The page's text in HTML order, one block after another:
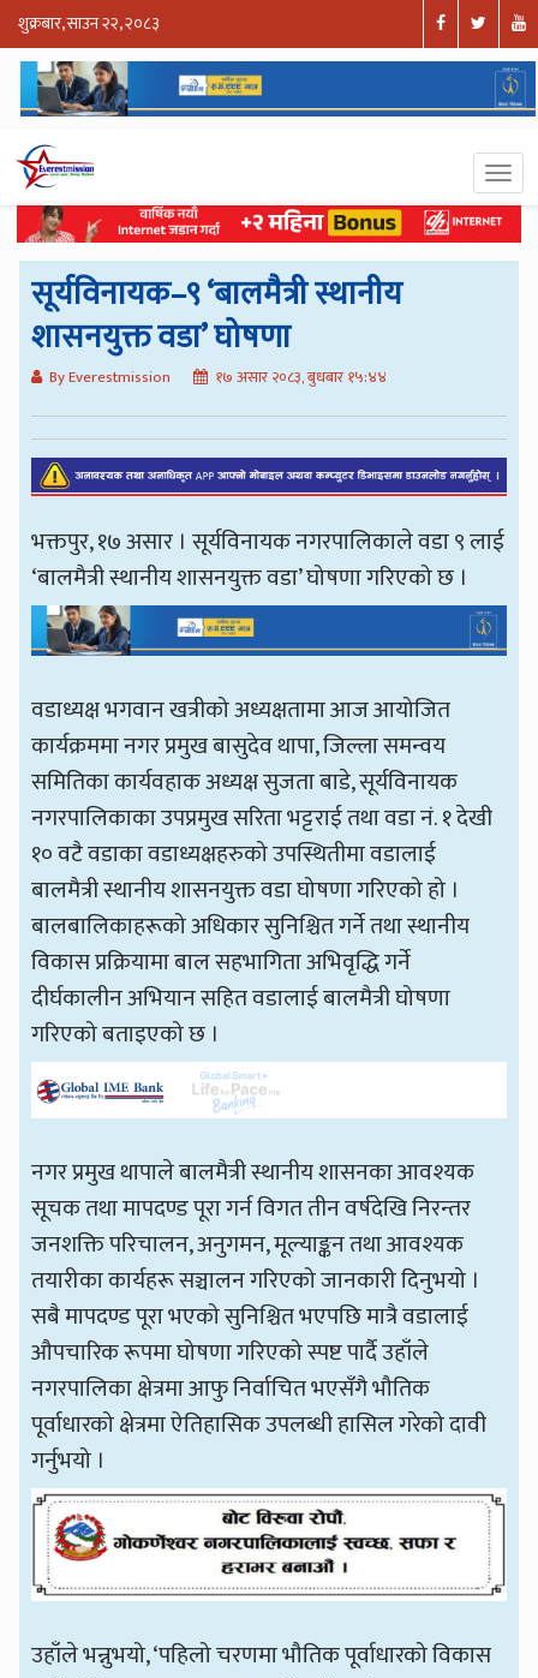
शुक्रबार, साउन २२, २०८३
सूर्यविनायक–९ ‘बालमैत्री स्थानीय
शासनयुक्त वडा’ घोषणा
By Everestmission १७ असार २०८३, बुधबार १५:४४
भक्तपुर, १७ असार । सूर्यविनायक नगरपालिकाले वडा ९ लाई
‘बालमैत्री स्थानीय शासनयुक्त वडा’ घोषणा गरिएको छ ।
वडाध्यक्ष भगवान खत्रीको अध्यक्षतामा आज आयोजित
कार्यक्रममा नगर प्रमुख बासुदेव थापा, जिल्ला समन्वय
समितिका कार्यवहाक अध्यक्ष सुजता बाडे, सूर्यविनायक
नगरपालिकाका उपप्रमुख सरिता भट्टराई तथा वडा नं. १ देखी
१० वटै वडाका वडाध्यक्षहरुको उपस्थितीमा वडालाई
बालमैत्री स्थानीय शासनयुक्त वडा घोषणा गरिएको हो ।
बालबालिकाहरूको अधिकार सुनिश्चित गर्ने तथा स्थानीय
विकास प्रक्रियामा बाल सहभागिता अभिवृद्धि गर्ने
दीर्घकालीन अभियान सहित वडालाई बालमैत्री घोषणा
गरिएको बताइएको छ ।
नगर प्रमुख थापाले बालमैत्री स्थानीय शासनका आवश्यक
सूचक तथा मापदण्ड पूरा गर्न विगत तीन वर्षदेखि निरन्तर
जनशक्ति परिचालन, अनुगमन, मूल्याङ्कन तथा आवश्यक
तयारीका कार्यहरू सञ्चालन गरिएको जानकारी दिनुभयो ।
सबै मापदण्ड पूरा भएको सुनिश्चित भएपछि मात्रै वडालाई
औपचारिक रूपमा घोषणा गरिएको स्पष्ट पार्दै उहाँले
नगरपालिका क्षेत्रमा आफु निर्वाचित भएसँगै भौतिक
पूर्वाधारको क्षेत्रमा ऐतिहासिक उपलब्धी हासिल गरेको दावी
गर्नुभयो ।
उहाँले भन्नुभयो, ‘पहिलो चरणमा भौतिक पूर्वाधारको विकास